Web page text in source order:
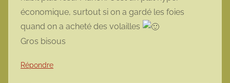
économique, surtout si on a gardé les foies
quand on a acheté des volailles
Gros bisous
Répondre